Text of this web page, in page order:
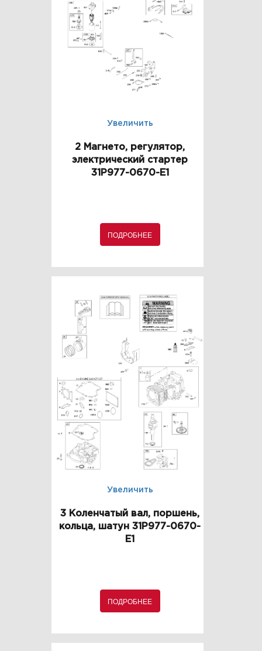
Увеличить
2 Магнето, регулятор,
электрический стартер
31P977-0670-E1
ПОДРОБНЕЕ
Увеличить
3 Коленчатый вал, поршень,
кольца, шатун 31P977-0670-
E1
ПОДРОБНЕЕ